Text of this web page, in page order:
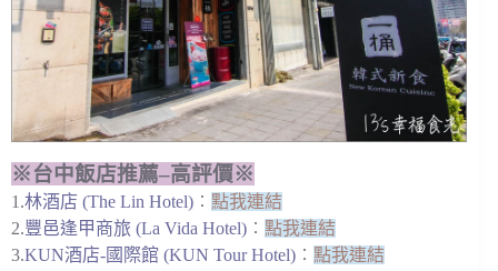
※台中飯店推薦–高評價※
1.林酒店 (The Lin Hotel) ︰ 點我連結
2.豐邑逢甲商旅 (La Vida Hotel) ︰ 點我連結
3.KUN酒店-國際館 (KUN Tour Hotel) ︰ 點我連結